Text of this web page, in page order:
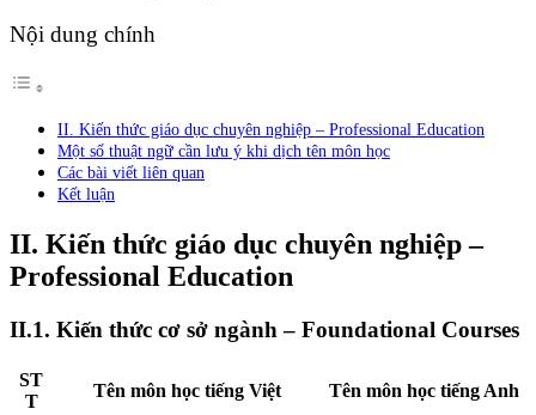
Nội dung chính
II. Kiến thức giáo dục chuyên nghiệp – Professional Education
Một số thuật ngữ cần lưu ý khi dịch tên môn học
Các bài viết liên quan
Kết luận
II. Kiến thức giáo dục chuyên nghiệp –
Professional Education
II.1. Kiến thức cơ sở ngành – Foundational Courses
ST
T
Tên môn học tiếng Việt
Tên môn học tiếng Anh